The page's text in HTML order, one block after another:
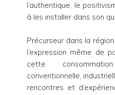
l’authentique, le
à les installer dans son
Précurseur dans la
l’expression même de
cette
conventionnelle,
rencontres et